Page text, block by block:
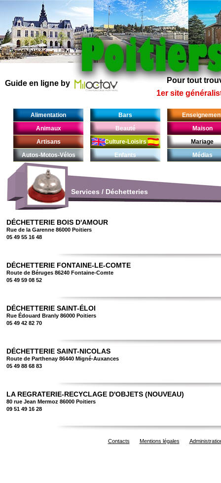
Pour tout
1er site
Guide en ligne by
Alimentation
Animaux
Artisans
Autos-Motos-Vélos
Bars
Beauté
Culture-Loisirs
Enfants
Maison
Mariage
Médias
Services / Déchetteries
DÉCHETTERIE BOIS D'AMOUR
Rue de la Garenne 86000 Poitiers
05 49 55 16 48
DÉCHETTERIE FONTAINE-LE-COMTE
Route de Béruges 86240 Fontaine-Comte
05 49 59 08 52
DÉCHETTERIE SAINT-ÉLOI
Rue Édouard Branly 86000 Poitiers
05 49 42 82 70
DÉCHETTERIE SAINT-NICOLAS
Route de Parthenay 86440 Migné-Auxances
05 49 88 68 83
LA REGRATERIE-RECYCLAGE D'OBJETS (NOUVEAU)
80 rue Jean Mermoz 86000 Poitiers
09 51 49 16 28
Contacts Mentions légales